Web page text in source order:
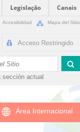
Legislação
Canais
Accesibilidad Mapa del Sitio
Acceso Restringido
sección actual
Área Internacional